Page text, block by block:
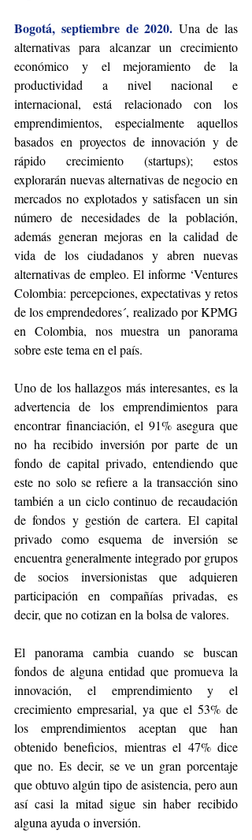
Bogotá, septiembre de 2020. Una de las
alternativas para alcanzar un crecimiento
económico y el mejoramiento de la
productividad a nivel nacional e
internacional, está relacionado con los
emprendimientos, especialmente aquellos
basados en proyectos de innovación y de
rápido crecimiento (startups); estos
explorarán nuevas alternativas de negocio en
mercados no explotados y satisfacen un sin
número de necesidades de la población,
además generan mejoras en la calidad de
vida de los ciudadanos y abren nuevas
alternativas de empleo. El informe ‘Ventures
Colombia: percepciones, expectativas y retos
de los emprendedores´, realizado por KPMG
en Colombia, nos muestra un panorama
sobre este tema en el país.
Uno de los hallazgos más interesantes, es la
advertencia de los emprendimientos para
encontrar financiación, el 91% asegura que
no ha recibido inversión por parte de un
fondo de capital privado, entendiendo que
este no solo se refiere a la transacción sino
también a un ciclo continuo de recaudación
de fondos y gestión de cartera. El capital
privado como esquema de inversión se
encuentra generalmente integrado por grupos
de socios inversionistas que adquieren
participación en compañías privadas, es
decir, que no cotizan en la bolsa de valores.
El panorama cambia cuando se buscan
fondos de alguna entidad que promueva la
innovación, el emprendimiento y el
crecimiento empresarial, ya que el 53% de
los emprendimientos aceptan que han
obtenido beneficios, mientras el 47% dice
que no. Es decir, se ve un gran porcentaje
que obtuvo algún tipo de asistencia, pero aun
así casi la mitad sigue sin haber recibido
alguna ayuda o inversión.